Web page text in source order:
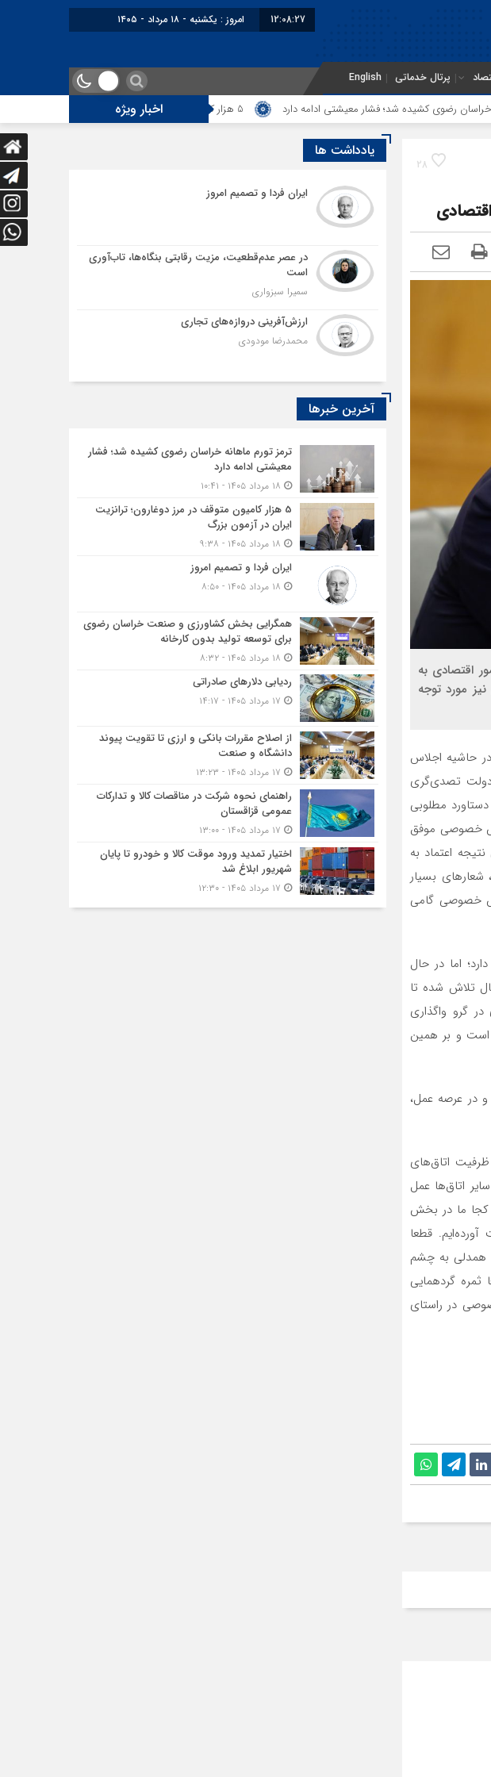
12:08:28 امروز : یکشنبه - ۱۸ مرداد - ۱۴۰۵
پرتال خدماتی English
اخبار ویژه کشیده شد؛ فشار معیشتی ادامه دارد 5 هزار کامیون متوقف در مرز دوغارون؛ ترانزیت ایران در آزمون بزرگ
28
اقتصادی به
مورد توجه
در حاشیه اجلاس
دولت تصدی‌گری
مطلوبی
خصوصی موفق
اعتماد به
ما به رغم آن که تمام دولت‌ها در 4-5 دهه اخیر، شعارهای بسیار
خصوصی گامی
اما در حال
با این حال تلاش شده تا
گرو واگذاری
و بر همین
و در عرصه عمل،
ظرفیت‌ اتاق‌های
و همکاری سایر اتاق‌ها عمل
کجا ما در بخش
قطعا
و همدلی به چشم
ثمره گردهمایی
در راستای
یادداشت ها
ایران فردا و تصمیم امروز
در عصر عدم‌قطعیت، مزیت رقابتی بنگاه‌ها، تاب‌آوری
است
سمیرا سبزواری
ارزش‌آفرینی دروازه‌های تجاری
محمدرضا مودودی
آخرین خبرها
ترمز تورم ماهانه خراسان رضوی کشیده شد؛ فشار
معیشتی ادامه دارد
5 هزار کامیون متوقف در مرز دوغارون؛ ترانزیت
ایران در آزمون بزرگ
ایران فردا و تصمیم امروز
همگرایی بخش کشاورزی و صنعت خراسان رضوی
برای توسعه تولید بدون کارخانه
ردیابی دلارهای صادراتی
از اصلاح مقررات بانکی و ارزی تا تقویت پیوند
دانشگاه و صنعت
راهنمای نحوه شرکت در مناقصات کالا و تدارکات
عمومی قزاقستان
اختیار تمدید ورود موقت کالا و خودرو تا پایان
شهریور ابلاغ شد